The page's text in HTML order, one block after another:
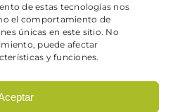
de estas tecnologías nos
el comportamiento de
únicas en este sitio. No
puede afectar
y funciones.